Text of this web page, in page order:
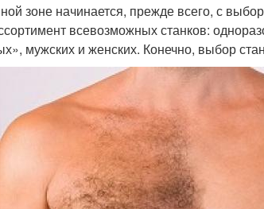
зоне начинается, прежде всего, с
всевозможных станков:
мужских и женских. Конечно, выбор